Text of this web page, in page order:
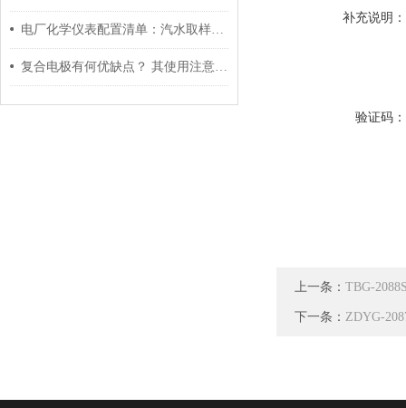
电厂化学仪表配置清单：汽水取样→硅酸根→钠离子全链路方案
复合电极有何优缺点？ 其使用注意事项是什么？
补充说明：
验证码：
上一条： TBG-
下一条： ZDYG-